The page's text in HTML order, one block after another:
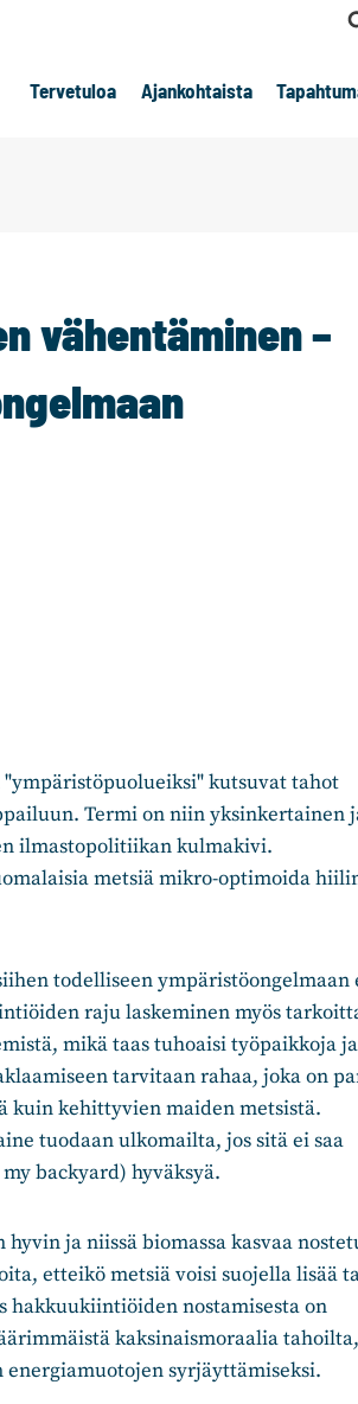
Tervetuloa Ajankohtaista
vähentäminen –
kutsuvat tahot
Termi on niin yksinkertainen
ilmastopolitiikan kulmakivi.
metsiä mikro-optimoida
todelliseen ympäristöongelmaan
raju laskeminen myös
mikä taas tuhoaisi työpaikkoja ja
tarvitaan rahaa, joka on
kuin kehittyvien maiden metsistä.
tuodaan ulkomailta, jos sitä ei saa
backyard) hyväksyä.
ja niissä biomassa kasvaa
etteikö metsiä voisi suojella lisää
nostamisesta on
kaksinaismoraalia
syrjäyttämiseksi.